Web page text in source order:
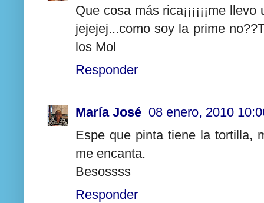
Que cosa más rica¡¡¡¡¡¡me
jejejej...como soy la prime
los Mol
Responder
María José 08 enero, 2010
Espe que pinta tiene la tortilla,
me encanta.
Besossss
Responder